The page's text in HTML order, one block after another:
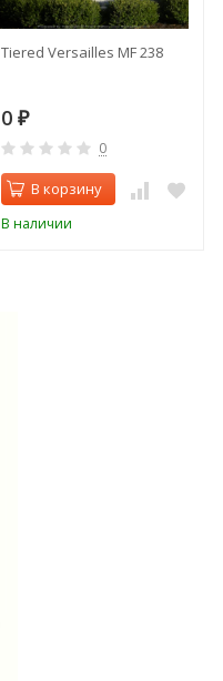
Tiered Versailles MF 238
0 ₽
0
В корзину
В наличии